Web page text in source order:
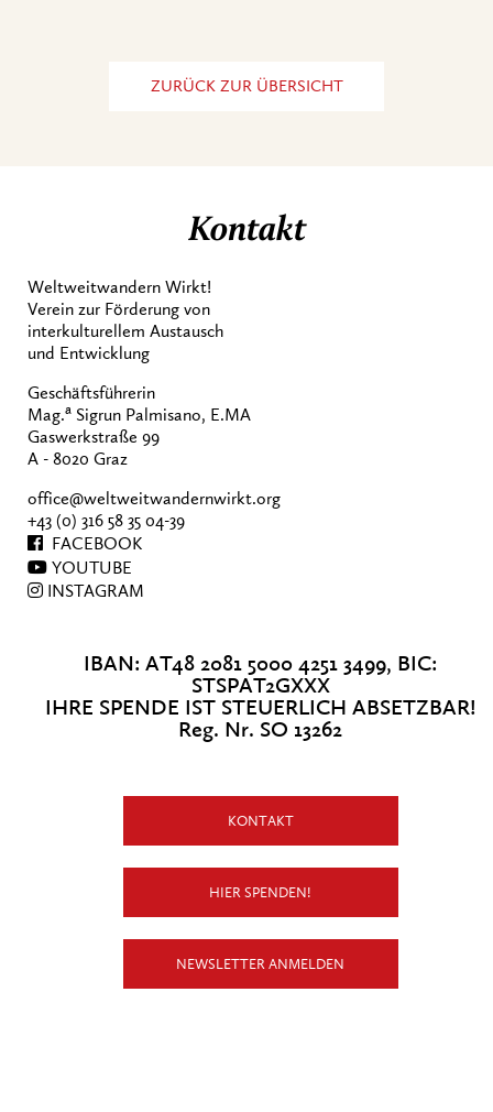
ZURÜCK ZUR ÜBERSICHT
Kontakt
Weltweitwandern Wirkt!
Verein zur Förderung von
interkulturellem Austausch
und Entwicklung
Geschäftsführerin
Mag.a Sigrun Palmisano, E.MA
Gaswerkstraße 99
A - 8020 Graz
office@weltweitwandernwirkt.org
+43 (0) 316 58 35 04-39
FACEBOOK
YOUTUBE
INSTAGRAM
IBAN: AT48 2081 5000 4251 3499, BIC:
STSPAT2GXXX
IHRE SPENDE IST STEUERLICH ABSETZBAR!
Reg. Nr. SO 13262
KONTAKT
HIER SPENDEN!
NEWSLETTER ANMELDEN